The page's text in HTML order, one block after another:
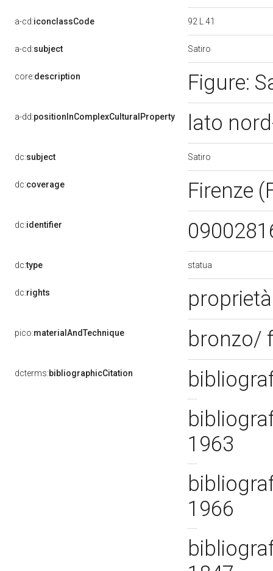
a-cd:iconclassCode 92 L 41
a-cd:subject Satiro
core:description Figure:
a-dd:positionInComplexCulturalProperty lato
dc:subject Satiro
dc:coverage Firenze
dc:identifier
dc:type statua
dc:rights
pico:materialAndTechnique bronzo/
dcterms:bibliographicCitation
1963
1966